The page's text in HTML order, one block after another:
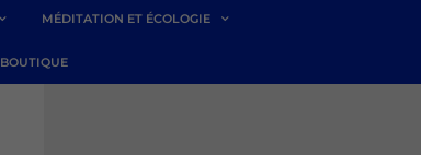
MÉDITATION ET ÉCOLOGIE
BOUTIQUE